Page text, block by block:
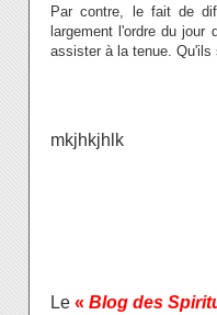
Par contre, le fait de
largement l'ordre du
assister à la tenue. Qu'ils
mkjhkjhlk
Le « Blog des